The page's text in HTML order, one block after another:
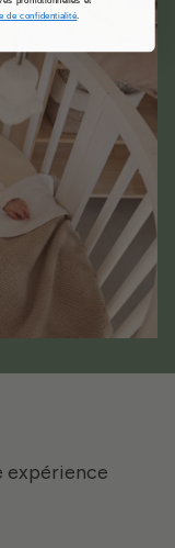
expérience
de confidentialité